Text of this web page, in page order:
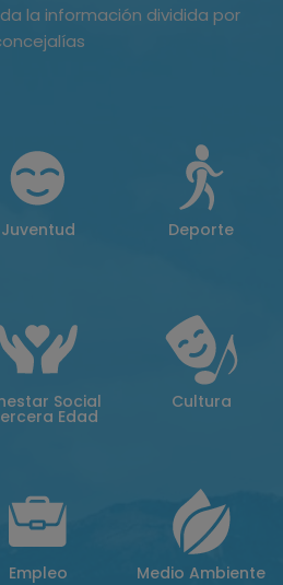
la información dividida por
Juventud Deporte
Social
Edad
Cultura
Empleo Medio Ambiente